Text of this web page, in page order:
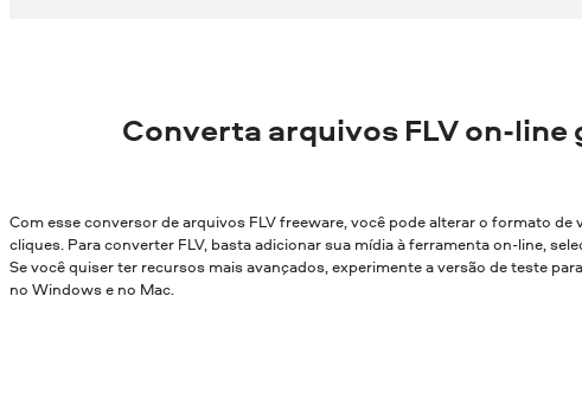
Converta arquivos FLV on-line
Com esse conversor de arquivos FLV freeware, você pode alterar o formato
cliques. Para converter FLV, basta adicionar sua mídia à ferramenta on-line,
Se você quiser ter recursos mais avançados, experimente a versão de teste
no Windows e no Mac.